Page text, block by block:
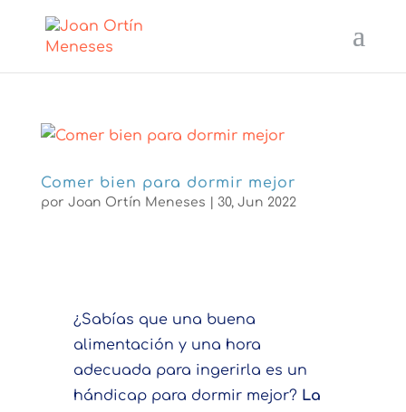
Comer bien para dormir mejor
por Joan Ortín Meneses 30, Jun 2022
¿Sabías que una buena
alimentación y una hora
adecuada para ingerirla es un
hándicap para dormir mejor? La